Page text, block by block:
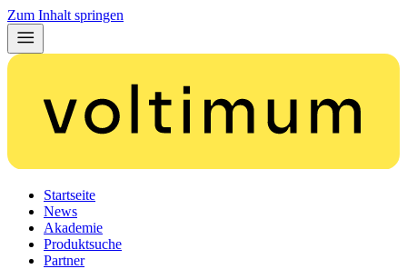
Zum Inhalt springen
Startseite
News
Akademie
Produktsuche
Partner